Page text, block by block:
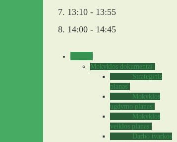
7. 13:10 - 13:55
8. 14:00 - 14:45
Mokyklos dokumentai
Strateginis
planas
Mokyklos
ugdymo planas
Mokyklos
veiklos planas
Darbo tvarkos